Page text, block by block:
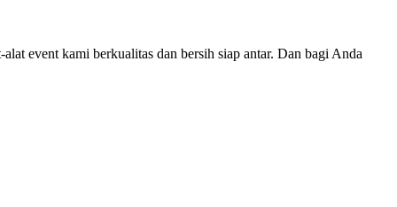
event kami berkualitas dan bersih siap antar. Dan bagi Anda